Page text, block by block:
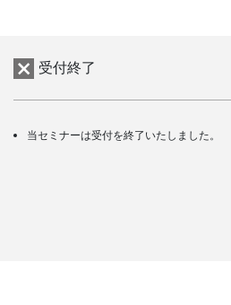
受付終了
当セミナーは受付を終了いたしました。